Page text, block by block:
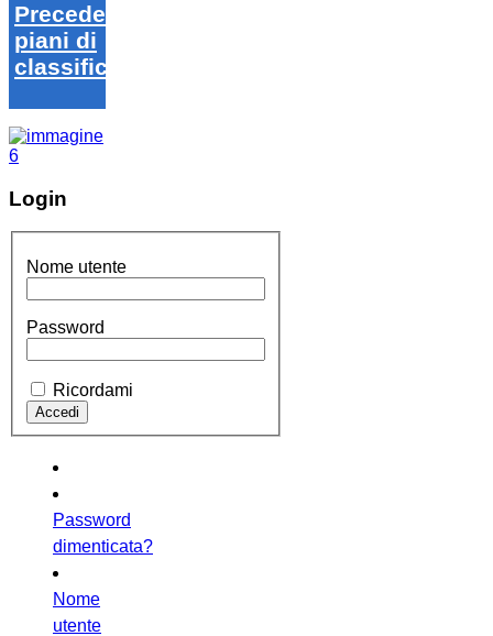
Precedenti
piani di
classifica
Login
Nome utente
Password
Ricordami
Password
dimenticata?
Nome
utente